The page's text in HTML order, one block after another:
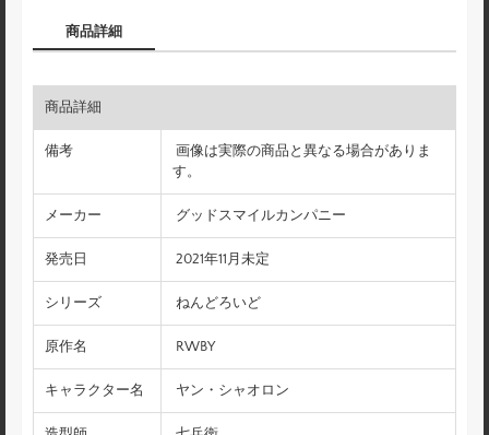
商品詳細
商品詳細
備考
画像は実際の商品と異なる場合がありま
す。
メーカー グッドスマイルカンパニー
発売日 2021年11月未定
シリーズ ねんどろいど
原作名 RWBY
キャラクター名 ヤン・シャオロン